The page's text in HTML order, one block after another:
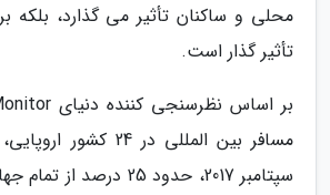
محلی و ساکنان تأثیر می گذارد، بلکه
تأثیر گذار است.
مسافر بین المللی در 24
سپتامبر 2017، حدود 25